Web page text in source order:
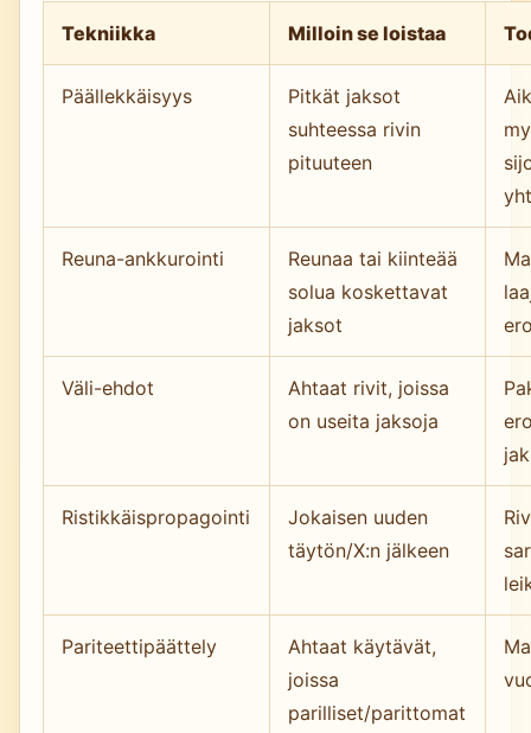
Tekniikka Milloin se loistaa
Päällekkäisyys
Pitkät jaksot
suhteessa rivin
pituuteen
Reuna-ankkurointi
Reunaa tai kiinteää
solua koskettavat
jaksot
Väli-ehdot
Ahtaat rivit, joissa
on useita jaksoja
Ristikkäispropagointi
Jokaisen uuden
täytön/X:n jälkeen
Pariteettipäättely
Ahtaat käytävät,
joissa
parilliset/parittomat